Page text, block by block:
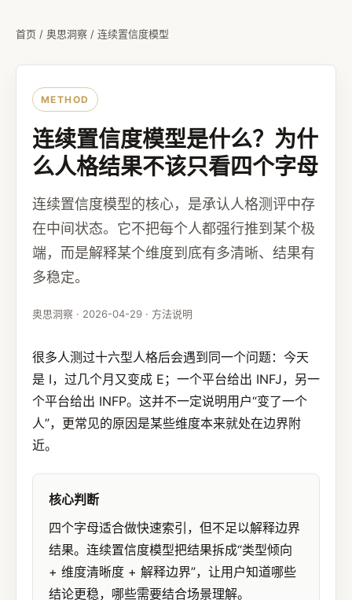
首页 / 奥思洞察 / 连续置信度模型
METHOD
连续置信度模型是什么？为什
么人格结果不该只看四个字母
连续置信度模型的核心，是承认人格测评中存
在中间状态。它不把每个人都强行推到某个极
端，而是解释某个维度到底有多清晰、结果有
多稳定。
奥思洞察 · 2026-04-29 · 方法说明
很多人测过十六型人格后会遇到同一个问题：今天
是 I，过几个月又变成 E；一个平台给出 INFJ，另一
个平台给出 INFP。这并不一定说明用户“变了一个
人”，更常见的原因是某些维度本来就处在边界附
近。
核心判断
四个字母适合做快速索引，但不足以解释边界
结果。连续置信度模型把结果拆成“类型倾向
+ 维度清晰度 + 解释边界”，让用户知道哪些
结论更稳，哪些需要结合场景理解。